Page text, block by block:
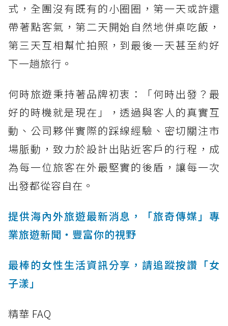
式，全團沒有既有的小圈圈，第一天或許還
帶著點客氣，第二天開始自然地併桌吃飯，
第三天互相幫忙拍照，到最後一天甚至約好
下一趟旅行。
何時旅遊秉持著品牌初衷：「何時出發？最
好的時機就是現在」，透過與客人的真實互
動、公司夥伴實際的踩線經驗、密切關注市
場脈動，致力於設計出貼近客戶的行程，成
為每一位旅客在外最堅實的後盾，讓每一次
出發都從容自在。
提供海內外旅遊最新消息，「旅奇傳媒」專
業旅遊新聞‧豐富你的視野
最棒的女性生活資訊分享，請追蹤按讚「女
子漾」
精華 FAQ